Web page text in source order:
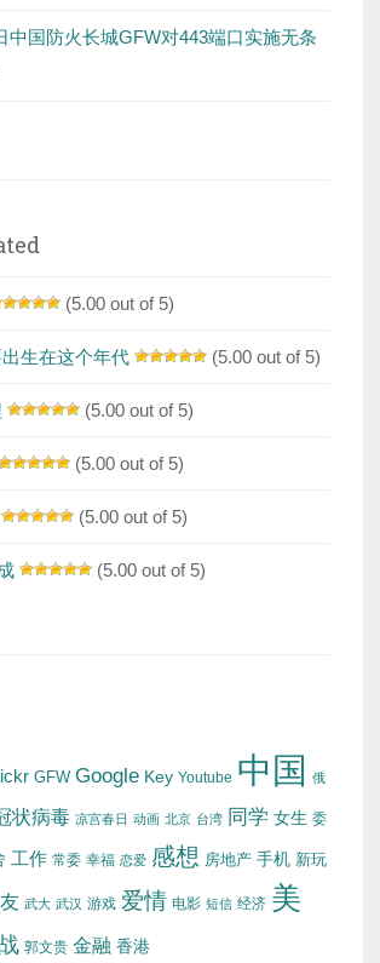
中国防火长城GFW对443端口实施无条
(5.00 out of 5)
生在这个年代 (5.00 out of 5)
(5.00 out of 5)
(5.00 out of 5)
(5.00 out of 5)
(5.00 out of 5)
GFW Google Key Youtube 中国 俄
状病毒 凉宫春日 动画 北京 台湾 同学 女生 委
工作 常委 幸福 恋爱 感想 房地产 手机 新玩
武大 武汉 游戏 爱情 电影 短信 经济 美
郭文贵 金融 香港